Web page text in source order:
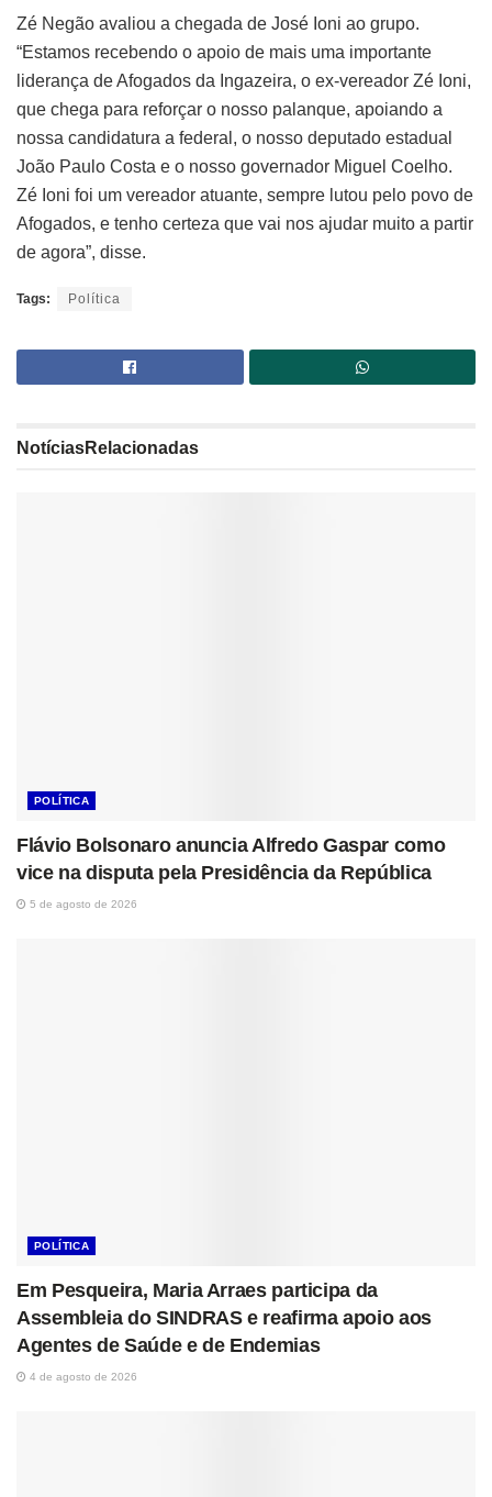
Zé Negão avaliou a chegada de José Ioni ao grupo.
“Estamos recebendo o apoio de mais uma importante
liderança de Afogados da Ingazeira, o ex-vereador Zé Ioni,
que chega para reforçar o nosso palanque, apoiando a
nossa candidatura a federal, o nosso deputado estadual
João Paulo Costa e o nosso governador Miguel Coelho.
Zé Ioni foi um vereador atuante, sempre lutou pelo povo de
Afogados, e tenho certeza que vai nos ajudar muito a partir
de agora”, disse.
Tags: Política
NotíciasRelacionadas
POLÍTICA
Flávio Bolsonaro anuncia Alfredo Gaspar como
vice na disputa pela Presidência da República
5 de agosto de 2026
POLÍTICA
Em Pesqueira, Maria Arraes participa da
Assembleia do SINDRAS e reafirma apoio aos
Agentes de Saúde e de Endemias
4 de agosto de 2026